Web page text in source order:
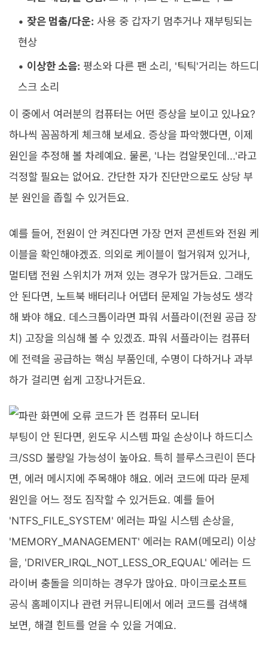
잦은 멈춤/다운: 사용 중 갑자기 멈추거나 재부팅되는
현상
이상한 소음: 평소와 다른 팬 소리, '틱틱'거리는 하드디
스크 소리
이 중에서 여러분의 컴퓨터는 어떤 증상을 보이고 있나요?
하나씩 꼼꼼하게 체크해 보세요. 증상을 파악했다면, 이제
원인을 추정해 볼 차례예요. 물론, '나는 컴알못인데...'라고
걱정할 필요는 없어요. 간단한 자가 진단만으로도 상당 부
분 원인을 좁힐 수 있거든요.
예를 들어, 전원이 안 켜진다면 가장 먼저 콘센트와 전원 케
이블을 확인해야겠죠. 의외로 케이블이 헐거워져 있거나,
멀티탭 전원 스위치가 꺼져 있는 경우가 많거든요. 그래도
안 된다면, 노트북 배터리나 어댑터 문제일 가능성도 생각
해 봐야 해요. 데스크톱이라면 파워 서플라이(전원 공급 장
치) 고장을 의심해 볼 수 있겠죠. 파워 서플라이는 컴퓨터
에 전력을 공급하는 핵심 부품인데, 수명이 다하거나 과부
하가 걸리면 쉽게 고장나거든요.
부팅이 안 된다면, 윈도우 시스템 파일 손상이나 하드디스
크/SSD 불량일 가능성이 높아요. 특히 블루스크린이 뜬다
면, 에러 메시지에 주목해야 해요. 에러 코드에 따라 문제
원인을 어느 정도 짐작할 수 있거든요. 예를 들어
'NTFS_FILE_SYSTEM' 에러는 파일 시스템 손상을,
'MEMORY_MANAGEMENT' 에러는 RAM(메모리) 이상
을, 'DRIVER_IRQL_NOT_LESS_OR_EQUAL' 에러는 드
라이버 충돌을 의미하는 경우가 많아요. 마이크로소프트
공식 홈페이지나 관련 커뮤니티에서 에러 코드를 검색해
보면, 해결 힌트를 얻을 수 있을 거예요.